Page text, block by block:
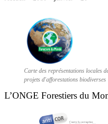
Carte des représentations locales
projets d'afforestations biodiverses
L’ONGE Forestiers du